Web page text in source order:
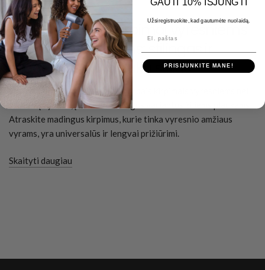
DECEMBER 19 2025
Geriausi trumpi kirpimai vyresniems
nei 50 metų vyrams: stilingas ir
modernus žilų plaukų stilius
Susipažinkite su geriausiais trumpais kirpimais vyresniems nei
50 metų vyrams, įskaitant stilingus variantus žiliems plaukams.
Atraskite madingus kirpimus, kurie tinka vyresnio amžiaus
vyrams, yra universalūs ir lengvai prižiūrimi.
Skaityti daugiau
Užsiregistruokite, kad gautumėte nuolaidą.
PRISIJUNKITE MANE!